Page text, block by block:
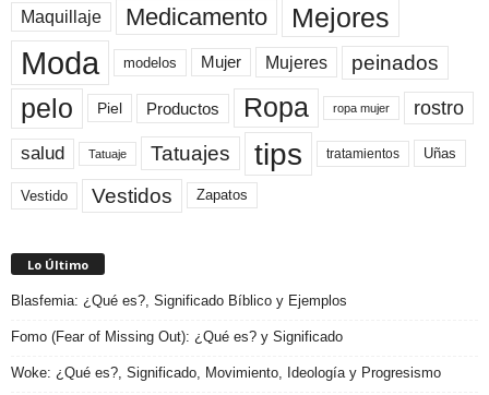
Maquillaje Medicamento Mejores
Moda modelos Mujer Mujeres peinados
pelo Piel Productos Ropa ropa mujer rostro
salud Tatuaje Tatuajes tips tratamientos Uñas
Vestido Vestidos Zapatos
Lo Último
Blasfemia: ¿Qué es?, Significado Bíblico y Ejemplos
Fomo (Fear of Missing Out): ¿Qué es? y Significado
Woke: ¿Qué es?, Significado, Movimiento, Ideología y Progresismo